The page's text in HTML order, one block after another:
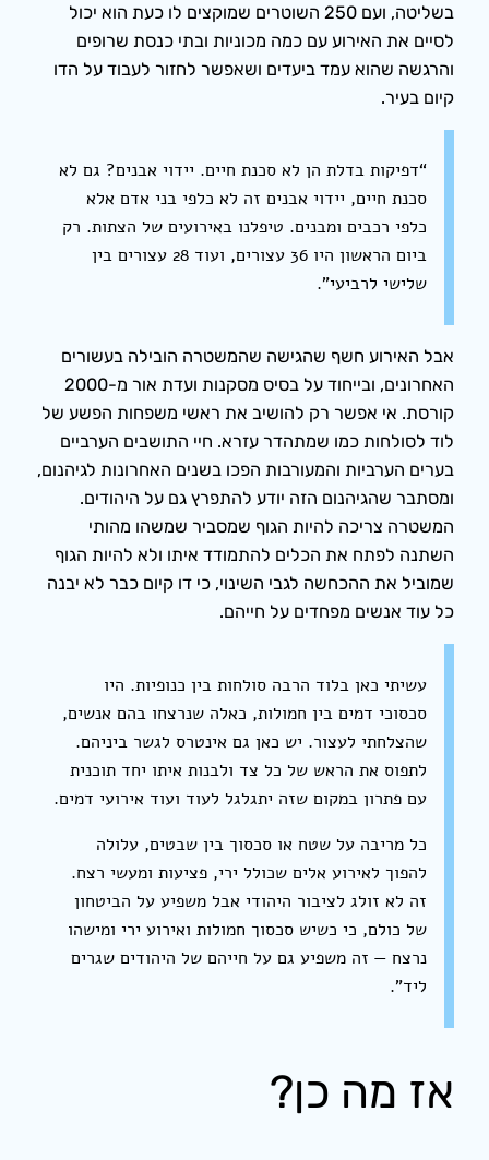
בשליטה, ועם 250 השוטרים שמוקצים לו כעת הוא יכול
לסיים את האירוע עם כמה מכוניות ובתי כנסת שרופים
והרגשה שהוא עמד ביעדים ושאפשר לחזור לעבוד על הדו
קיום בעיר.
“דפיקות בדלת הן לא סכנת חיים. יידוי אבנים? גם לא
סכנת חיים, יידוי אבנים זה לא כלפי בני אדם אלא
כלפי רכבים ומבנים. טיפלנו באירועים של הצתות. רק
ביום הראשון היו 36 עצורים, ועוד 28 עצורים בין
שלישי לרביעי”.
אבל האירוע חשף שהגישה שהמשטרה הובילה בעשורים
האחרונים, ובייחוד על בסיס מסקנות ועדת אור מ-2000
קורסת. אי אפשר רק להושיב את ראשי משפחות הפשע של
לוד לסולחות כמו שמתהדר עזרא. חיי התושבים הערביים
בערים הערביות והמעורבות הפכו בשנים האחרונות לגיהנום,
ומסתבר שהגיהנום הזה יודע להתפרץ גם על היהודים.
המשטרה צריכה להיות הגוף שמסביר שמשהו מהותי
השתנה לפתח את הכלים להתמודד איתו ולא להיות הגוף
שמוביל את ההכחשה לגבי השינוי, כי דו קיום כבר לא יבנה
כל עוד אנשים מפחדים על חייהם.
עשיתי כאן בלוד הרבה סולחות בין כנופיות. היו
סכסוכי דמים בין חמולות, כאלה שנרצחו בהם אנשים,
שהצלחתי לעצור. יש כאן גם אינטרס לגשר ביניהם.
לתפוס את הראש של כל צד ולבנות איתו יחד תוכנית
עם פתרון במקום שזה יתגלגל לעוד ועוד אירועי דמים.
כל מריבה על שטח או סכסוך בין שבטים, עלולה
להפוך לאירוע אלים שכולל ירי, פציעות ומעשי רצח.
זה לא זולג לציבור היהודי אבל משפיע על הביטחון
של כולם, כי כשיש סכסוך חמולות ואירוע ירי ומישהו
נרצח — זה משפיע גם על חייהם של היהודים שגרים
ליד”.
אז מה כן?